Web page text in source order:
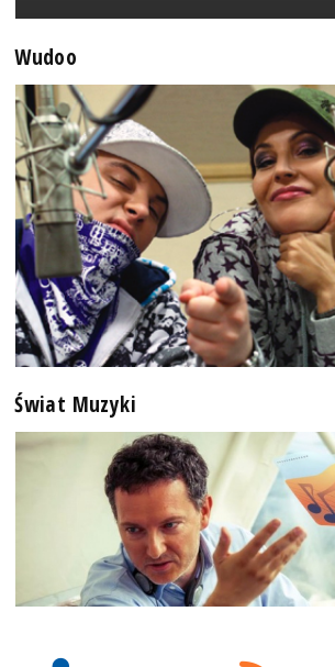
Wudoo
Świat Muzyki